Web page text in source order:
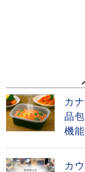
カ
品
機
カ